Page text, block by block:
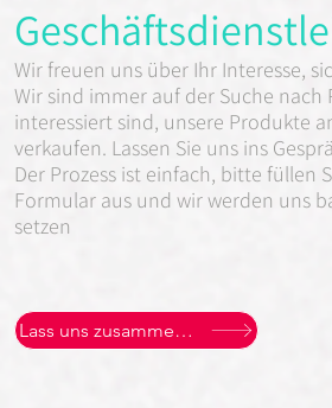
Wir freuen uns über Ihr Interesse,
Wir sind immer auf der Suche nach
interessiert sind, unsere Produkte
verkaufen. Lassen Sie uns ins
Der Prozess ist einfach, bitte füllen
Formular aus und wir werden uns
setzen
Lass uns zusammen arbeiten!